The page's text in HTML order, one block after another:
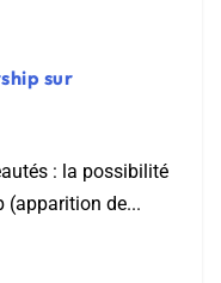
sur
: la possibilité
(apparition de...